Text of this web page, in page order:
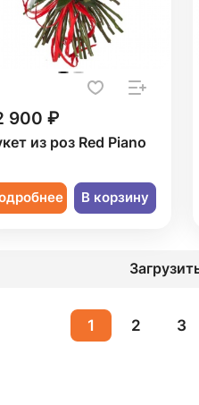
900 ₽
из роз Red Piano
В корзину
1 2 3